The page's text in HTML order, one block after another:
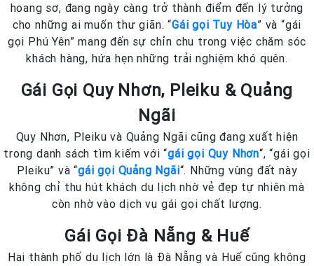
hoang sơ, đang ngày càng trở thành điểm đến lý tưởng
cho những ai muốn thư giãn. “Gái gọi Tuy Hòa” và “gái
gọi Phú Yên” mang đến sự chỉn chu trong việc chăm sóc
khách hàng, hứa hẹn những trải nghiệm khó quên.
Gái Gọi Quy Nhơn, Pleiku & Quảng
Ngãi
Quy Nhơn, Pleiku và Quảng Ngãi cũng đang xuất hiện
trong danh sách tìm kiếm với “gái gọi Quy Nhơn“, “gái gọi
Pleiku” và “gái gọi Quảng Ngãi“. Những vùng đất này
không chỉ thu hút khách du lịch nhờ vẻ đẹp tự nhiên mà
còn nhờ vào dịch vụ gái gọi chất lượng.
Gái Gọi Đà Nẵng & Huế
Hai thành phố du lịch lớn là Đà Nẵng và Huế cũng không